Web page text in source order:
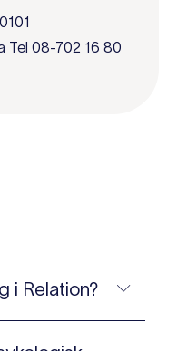
Tel 08-702 16 80
i Relation?